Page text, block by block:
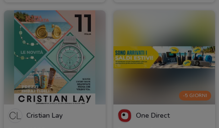
Cristian Lay
-5 GIORNI
One Direct